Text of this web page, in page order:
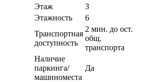
Этаж
3
Этажность
6
Транспортная
доступность
2 мин. до ост.
общ.
транспорта
Наличие
паркинга/
машиноместа
Да